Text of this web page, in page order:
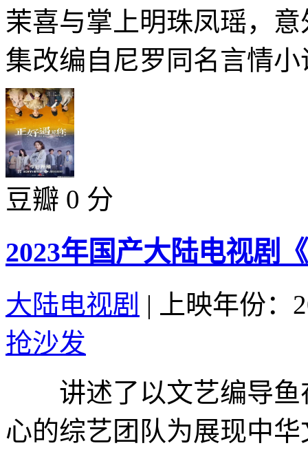
茉喜与掌上明珠凤瑶，
集改编自尼罗同名言情
豆瓣 0 分
2023年国产大陆电视剧
大陆电视剧 |
上映年份：
抢沙发
讲述了以文艺编导鱼
心的综艺团队为展现中